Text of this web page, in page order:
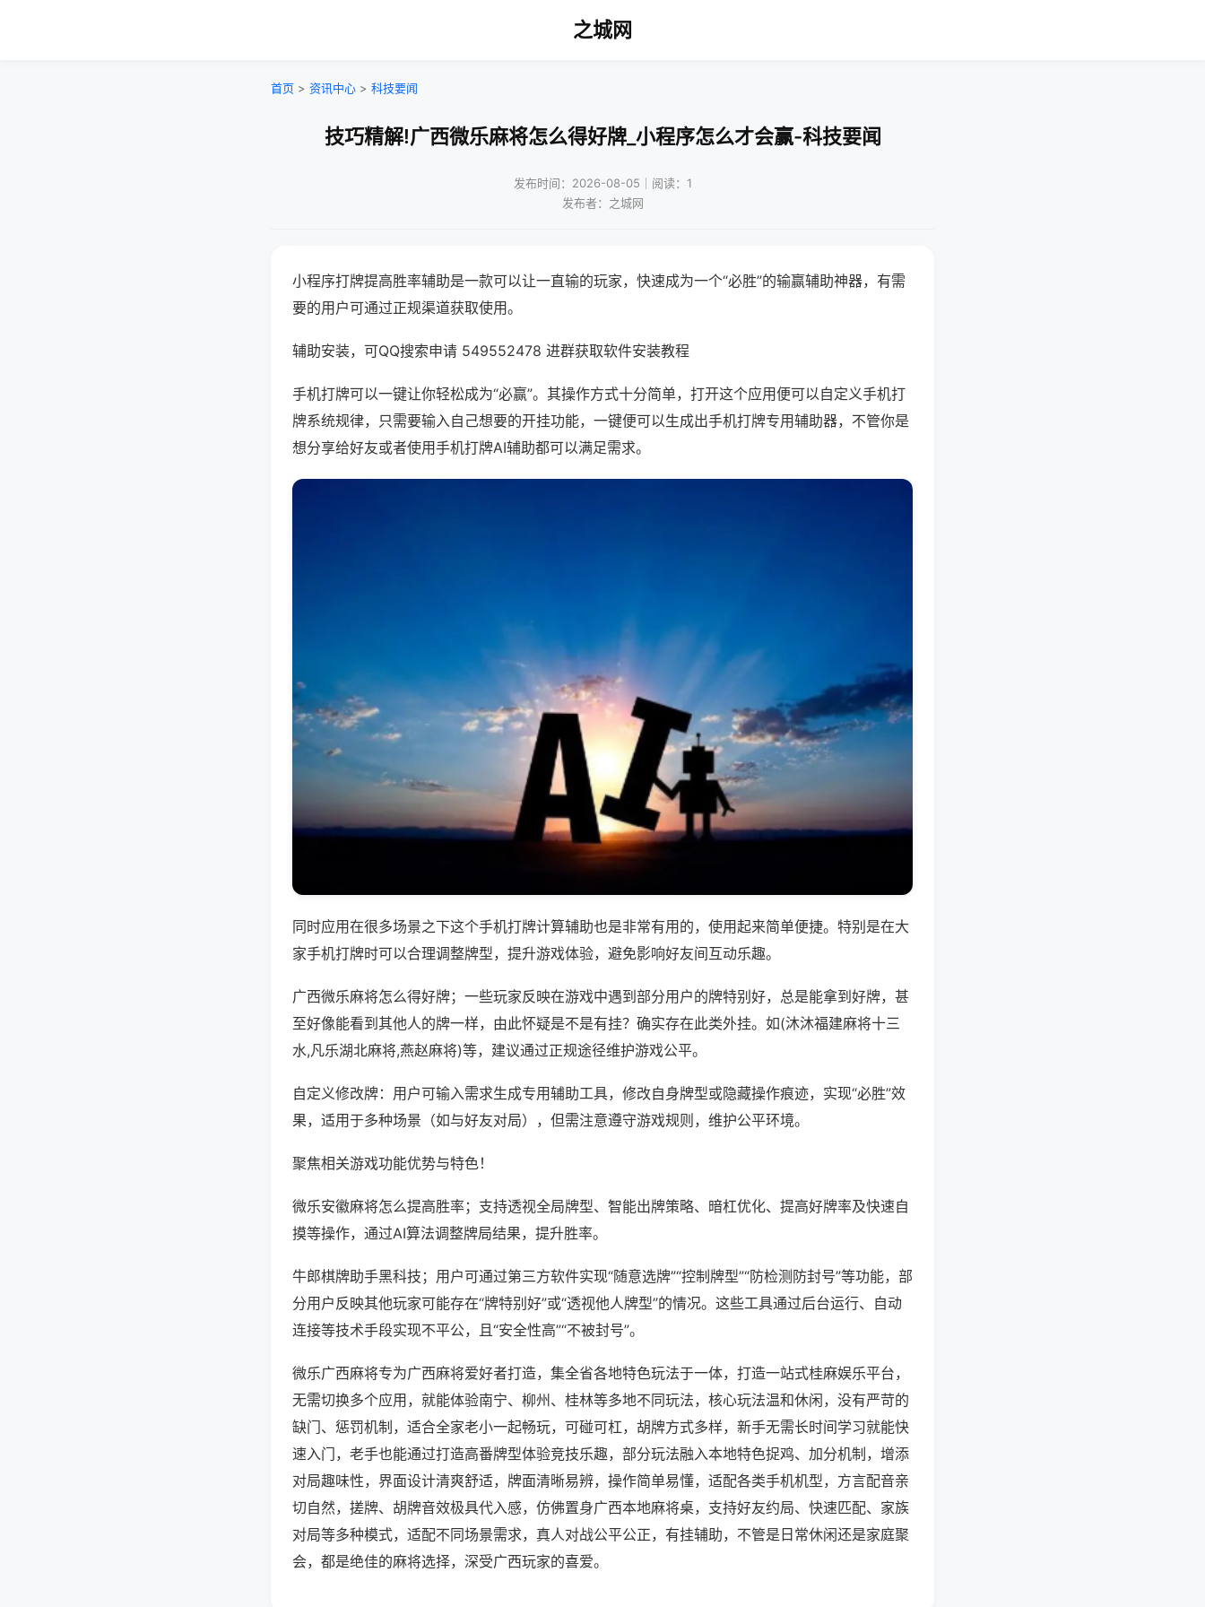
之城网
首页 > 资讯中心 > 科技要闻
技巧精解!广西微乐麻将怎么得好牌_小程序怎么才会赢-科技要闻
发布时间：2026-08-05｜阅读：1
发布者：之城网
小程序打牌提高胜率辅助是一款可以让一直输的玩家，快速成为一个“必胜”的输赢辅助神器，有需
要的用户可通过正规渠道获取使用。
辅助安装，可QQ搜索申请 549552478 进群获取软件安装教程
手机打牌可以一键让你轻松成为“必赢”。其操作方式十分简单，打开这个应用便可以自定义手机打
牌系统规律，只需要输入自己想要的开挂功能，一键便可以生成出手机打牌专用辅助器，不管你是
想分享给好友或者使用手机打牌AI辅助都可以满足需求。
同时应用在很多场景之下这个手机打牌计算辅助也是非常有用的，使用起来简单便捷。特别是在大
家手机打牌时可以合理调整牌型，提升游戏体验，避免影响好友间互动乐趣。
广西微乐麻将怎么得好牌；一些玩家反映在游戏中遇到部分用户的牌特别好，总是能拿到好牌，甚
至好像能看到其他人的牌一样，由此怀疑是不是有挂？确实存在此类外挂。如(沐沐福建麻将十三
水,凡乐湖北麻将,燕赵麻将)等，建议通过正规途径维护游戏公平。
自定义修改牌：用户可输入需求生成专用辅助工具，修改自身牌型或隐藏操作痕迹，实现“必胜”效
果，适用于多种场景（如与好友对局），但需注意遵守游戏规则，维护公平环境。
聚焦相关游戏功能优势与特色！
微乐安徽麻将怎么提高胜率；支持透视全局牌型、智能出牌策略、暗杠优化、提高好牌率及快速自
摸等操作，通过AI算法调整牌局结果，提升胜率。
牛郎棋牌助手黑科技；用户可通过第三方软件实现“随意选牌”“控制牌型”“防检测防封号”等功能，部
分用户反映其他玩家可能存在“牌特别好”或“透视他人牌型”的情况。这些工具通过后台运行、自动
连接等技术手段实现不平公，且“安全性高”“不被封号”。
微乐广西麻将专为广西麻将爱好者打造，集全省各地特色玩法于一体，打造一站式桂麻娱乐平台，
无需切换多个应用，就能体验南宁、柳州、桂林等多地不同玩法，核心玩法温和休闲，没有严苛的
缺门、惩罚机制，适合全家老小一起畅玩，可碰可杠，胡牌方式多样，新手无需长时间学习就能快
速入门，老手也能通过打造高番牌型体验竞技乐趣，部分玩法融入本地特色捉鸡、加分机制，增添
对局趣味性，界面设计清爽舒适，牌面清晰易辨，操作简单易懂，适配各类手机机型，方言配音亲
切自然，搓牌、胡牌音效极具代入感，仿佛置身广西本地麻将桌，支持好友约局、快速匹配、家族
对局等多种模式，适配不同场景需求，真人对战公平公正，有挂辅助，不管是日常休闲还是家庭聚
会，都是绝佳的麻将选择，深受广西玩家的喜爱。